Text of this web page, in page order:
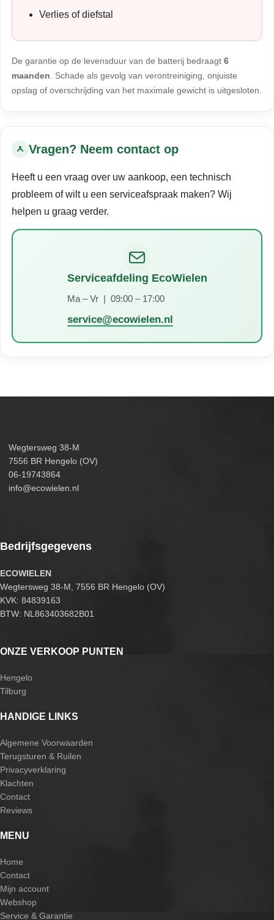
Verlies of diefstal
De garantie op de levensduur van de batterij bedraagt 6
maanden . Schade als gevolg van verontreiniging, onjuiste
opslag of overschrijding van het maximale gewicht is uitgesloten.
Vragen? Neem contact op
Heeft u een vraag over uw aankoop, een technisch
probleem of wilt u een serviceafspraak maken? Wij
helpen u graag verder.
Serviceafdeling EcoWielen
Ma – Vr | 09:00 – 17:00
service@ecowielen.nl
Wegtersweg 38-M
7556 BR Hengelo (OV)
06-19743864
info@ecowielen.nl
Bedrijfsgegevens
ECOWIELEN
Wegtersweg 38-M, 7556 BR Hengelo (OV)
KVK: 84839163
BTW: NL863403682B01
ONZE VERKOOP PUNTEN
Hengelo
Tilburg
HANDIGE LINKS
Algemene Voorwaarden
Terugsturen & Ruilen
Privacyverklaring
Klachten
Contact
Reviews
MENU
Home
Contact
Mijn account
Webshop
Service & Garantie